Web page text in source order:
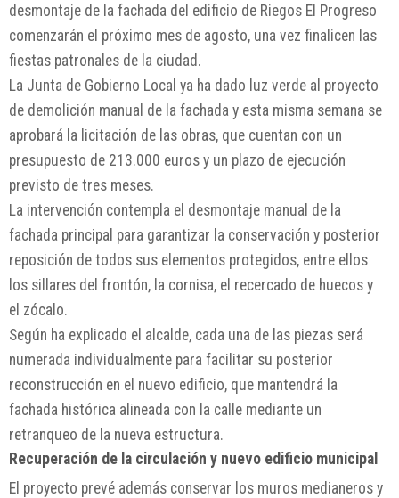
desmontaje de la fachada del edificio de Riegos El Progreso
comenzarán el próximo mes de agosto, una vez finalicen las
fiestas patronales de la ciudad.
La Junta de Gobierno Local ya ha dado luz verde al proyecto
de demolición manual de la fachada y esta misma semana se
aprobará la licitación de las obras, que cuentan con un
presupuesto de 213.000 euros y un plazo de ejecución
previsto de tres meses.
La intervención contempla el desmontaje manual de la
fachada principal para garantizar la conservación y posterior
reposición de todos sus elementos protegidos, entre ellos
los sillares del frontón, la cornisa, el recercado de huecos y
el zócalo.
Según ha explicado el alcalde, cada una de las piezas será
numerada individualmente para facilitar su posterior
reconstrucción en el nuevo edificio, que mantendrá la
fachada histórica alineada con la calle mediante un
retranqueo de la nueva estructura.
Recuperación de la circulación y nuevo edificio municipal
El proyecto prevé además conservar los muros medianeros y